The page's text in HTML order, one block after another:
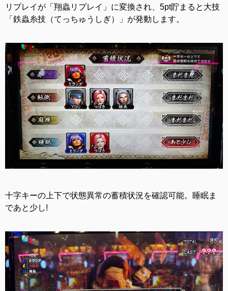
リプレイが「翔蟲リプレイ」に変換され、5pt貯まると大技
「鉄蟲糸技（てっちゅうしぎ）」が発動します。
十字キーの上下で状態異常の蓄積状況を確認可能。睡眠ま
であと少し!